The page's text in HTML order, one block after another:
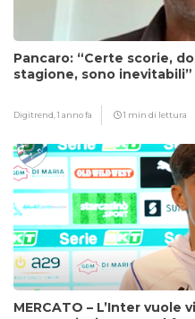
Pancaro: “Certe scorie,
stagione, sono inevitabili”
Digitrend,1 anno fa 1 min di lettura
MERCATO – L’Inter